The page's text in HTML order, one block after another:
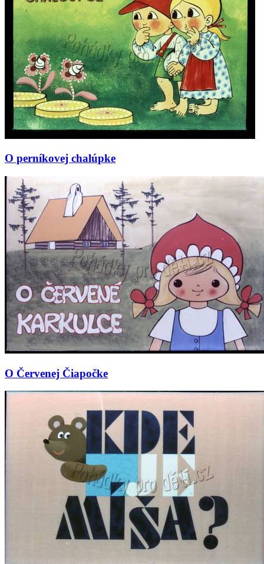
O perníkovej chalúpke
O Červenej Čiapočke